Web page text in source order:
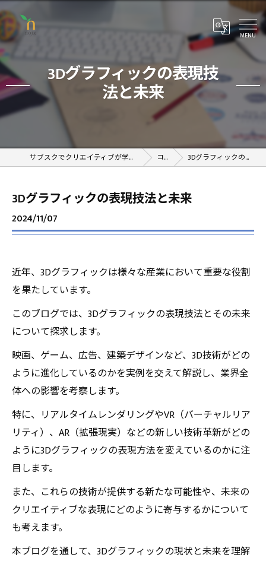
3Dグラフィックの表現技
法と未来
サブスクでクリエイティブが学べるオンラインスクール コラム 3Dグラフィックの表現技法と未来
3Dグラフィックの表現技法と未来
2024/11/07
近年、3Dグラフィックは様々な産業において重要な役割
を果たしています。
このブログでは、3Dグラフィックの表現技法とその未来
について探求します。
映画、ゲーム、広告、建築デザインなど、3D技術がどの
ように進化しているのかを実例を交えて解説し、業界全
体への影響を考察します。
特に、リアルタイムレンダリングやVR（バーチャルリア
リティ）、AR（拡張現実）などの新しい技術革新がどの
ように3Dグラフィックの表現方法を変えているのかに注
目します。
また、これらの技術が提供する新たな可能性や、未来の
クリエイティブな表現にどのように寄与するかについて
も考えます。
本ブログを通して、3Dグラフィックの現状と未来を理解